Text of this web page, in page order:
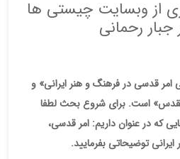
از وبسایت چیستی ها
جبار رحمانی
امر قدسی در فرهنگ و هنر ایرانی» و
مقدس» است. برای شروع بحث لطفا
که در عنوان داریم: امر قدسی،
توضیحاتی بفرمایید.